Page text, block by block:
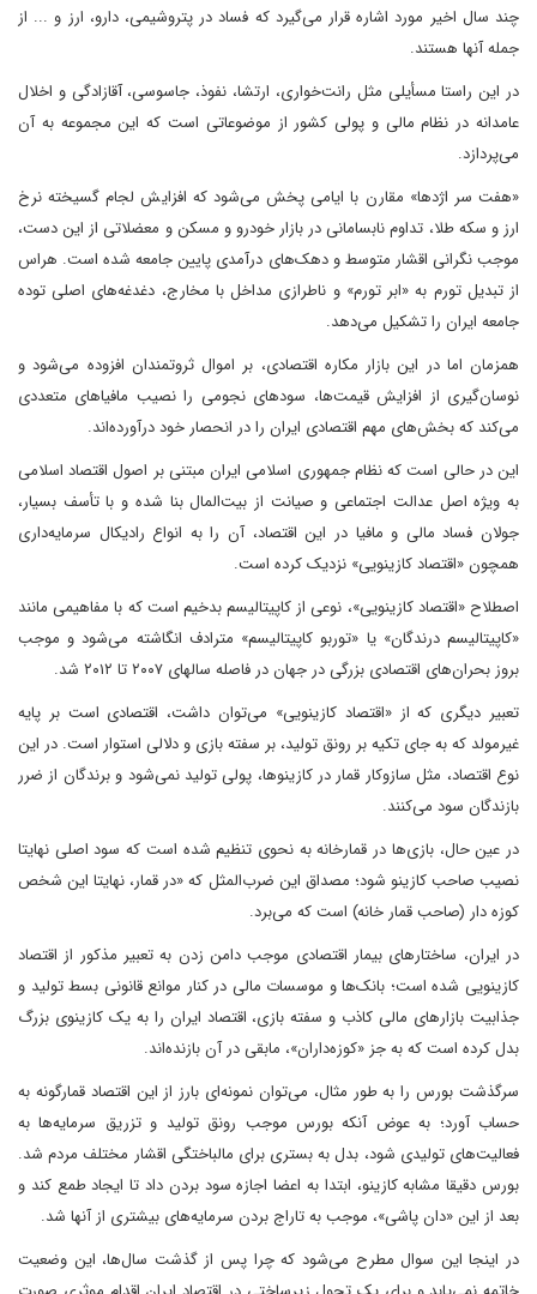
چند سال اخیر مورد اشاره قرار می‌گیرد که فساد در پتروشیمی، دارو، ارز و ... از
جمله آنها هستند.
در این راستا مسأیلی مثل رانت‌خواری، ارتشا، نفوذ، جاسوسی، آقازادگی و اخلال
عامدانه در نظام مالی و پولی کشور از موضوعاتی است که این مجموعه به آن
می‌پردازد.
«هفت سر اژدها» مقارن با ایامی پخش می‌شود که افزایش لجام گسیخته نرخ
ارز و سکه طلا، تداوم نابسامانی در بازار خودرو و مسکن و معضلاتی از این دست،
موجب نگرانی اقشار متوسط و دهک‌های درآمدی پایین جامعه شده است. هراس
از تبدیل تورم به «ابر تورم» و ناطرازی مداخل با مخارج، دغدغه‌های اصلی توده
جامعه ایران را تشکیل می‌دهد.
همزمان اما در این بازار مکاره اقتصادی، بر اموال ثروتمندان افزوده می‌شود و
نوسان‌گیری از افزایش قیمت‌ها، سودهای نجومی را نصیب مافیاهای متعددی
می‌کند که بخش‌های مهم اقتصادی ایران را در انحصار خود درآورده‌اند.
این در حالی است که نظام جمهوری اسلامی ایران مبتنی بر اصول اقتصاد اسلامی
به ویژه اصل عدالت اجتماعی و صیانت از بیت‌المال بنا شده و با تأسف بسیار،
جولان فساد مالی و مافیا در این اقتصاد، آن را به انواع رادیکال سرمایه‌داری
همچون «اقتصاد کازینویی» نزدیک کرده است.
اصطلاح «اقتصاد کازینویی»، نوعی از کاپیتالیسم بدخیم است که با مفاهیمی مانند
«کاپیتالیسم درندگان» یا «توربو کاپیتالیسم» مترادف انگاشته می‌شود و موجب
بروز بحران‌های اقتصادی بزرگی در جهان در فاصله‌ سالهای ۲۰۰۷ تا ۲۰۱۲ شد.
تعبیر دیگری که از «اقتصاد کازینویی» می‌توان داشت، اقتصادی است بر پایه
غیرمولد که به جای تکیه بر رونق تولید، بر سفته بازی و دلالی استوار است. در این
نوع اقتصاد، مثل سازوکار قمار در کازینوها، پولی تولید نمی‌شود و برندگان از ضرر
بازندگان سود می‌کنند.
در عین حال، بازی‌ها در قمار‌خانه به نحوی تنظیم شده است که سود اصلی نهایتا
نصیب صاحب کازینو شود؛ مصداق این ضرب‌المثل که «در قمار، نهایتا این شخص
کوزه ‌دار (صاحب قمار خانه) است که می‌برد.
در ایران، ساختار‌های بیمار اقتصادی موجب دامن زدن به تعبیر مذکور از اقتصاد
کازینویی شده است؛ بانک‌ها و موسسات مالی در کنار موانع قانونی بسط تولید و
جذابیت بازار‌های مالی کاذب و سفته بازی، اقتصاد ایران را به یک کازینوی بزرگ
بدل کرده است که به جز «کوزه‌داران»، مابقی در آن بازنده‌اند.
سرگذشت بورس را به طور مثال، می‌توان نمونه‌ای بارز از این اقتصاد قمارگونه به
حساب آورد؛ به عوض آنکه بورس موجب رونق تولید و تزریق سرمایه‌ها به
فعالیت‌های تولیدی شود، بدل به بستری برای مالباختگی اقشار مختلف مردم شد.
بورس دقیقا مشابه کازینو، ابتدا به اعضا اجازه سود بردن داد تا ایجاد طمع کند و
بعد از این «دان پاشی»، موجب به تاراج بردن سرمایه‌های بیشتری از آنها شد.
در اینجا این سوال مطرح می‌شود که چرا پس از گذشت سال‌ها، این وضعیت